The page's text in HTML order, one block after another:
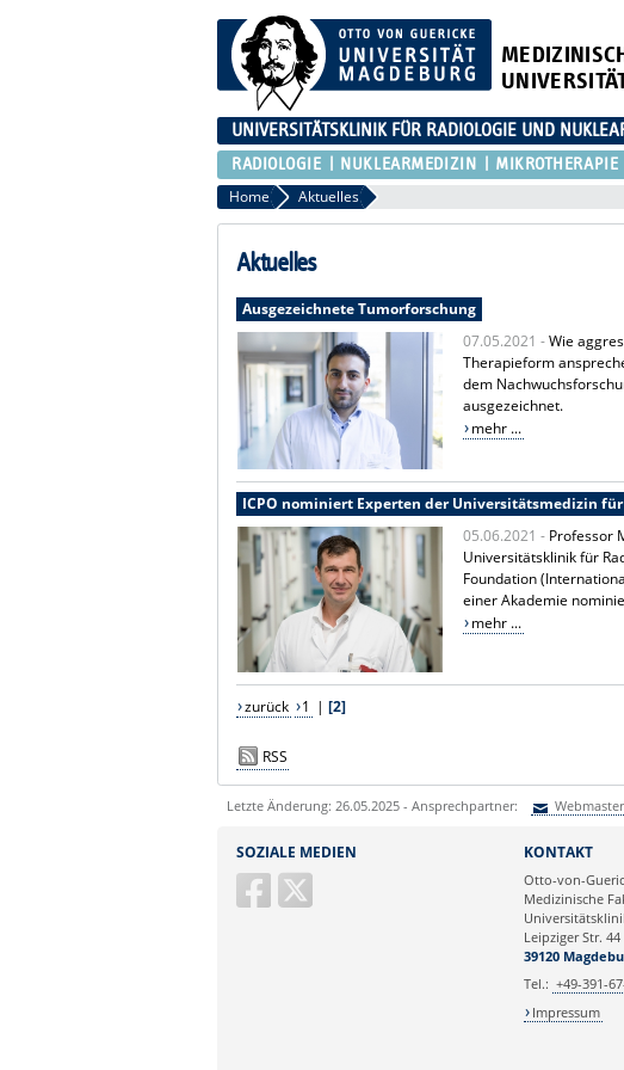
UNIVERSITÄTSKLINIK FÜR RADIOLOGIE UND
RADIOLOGIE NUKLEARMEDIZIN MIKROTHERAPIE
Home Aktuelles
Aktuelles
Ausgezeichnete Tumorforschung
07.05.2021 -Wie
Therapieform
dem
ausgezeichnet.
mehr ...
ICPO nominiert Experten der Universitätsmedizin
05.06.2021 - Professor
Universitätsklinik für
Foundation
einer Akademie
mehr ...
zurück 1 |[2]
RSS
Letzte Änderung: 26.05.2025 - Ansprechpartner: Webmaster
Ihre E-Mailadresse:
SOZIALE MEDIEN KONTAKT
Otto-von-
Medizinische
Leipziger Str. 44
39120
Tel.: +49-391-
Impressum